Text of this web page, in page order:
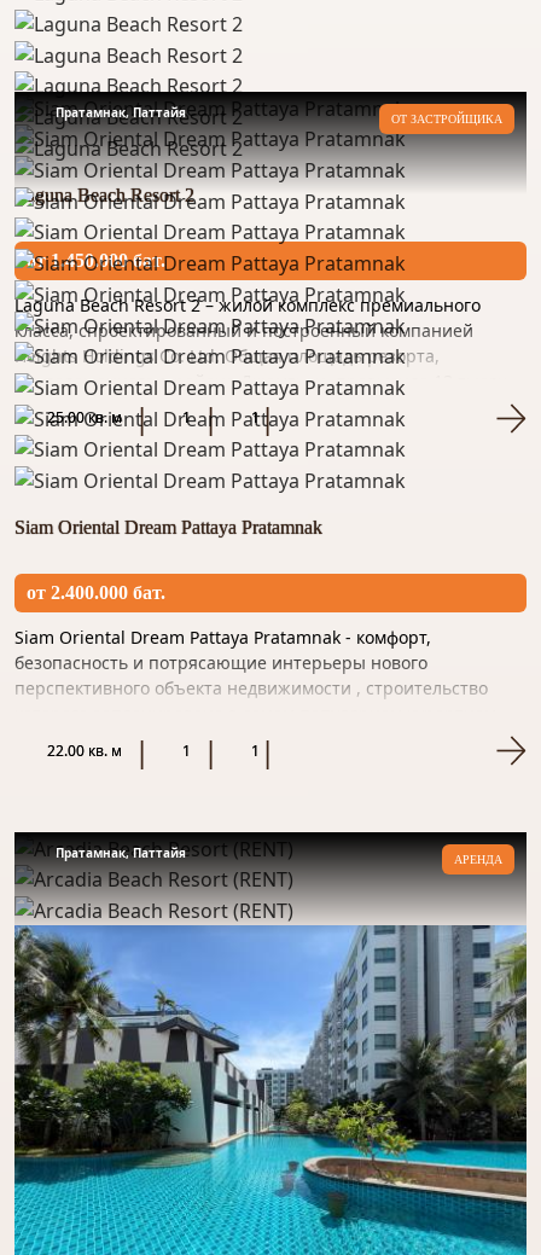
Laguna Beach Resort 2
от 1.450.000 бат.
Laguna Beach Resort 2 – жилой комплекс премиального
класса, спроектированный и построенный компанией
Heights Holdings Co. Ltd. Общая площадь резорта,
расположенного в районе Джомтьен, превысила 13 тысяч
м². Локоничный фа...
25.00 кв. м 1 1
Пратамнак, Паттайя ОТ ЗАСТРОЙЩИКА
Siam Oriental Dream Pattaya Pratamnak
от 2.400.000 бат.
Siam Oriental Dream Pattaya Pratamnak - комфорт,
безопасность и потрясающие интерьеры нового
перспективного объекта недвижимости , строительство
городе Паттайя солнечн...
22.00 кв. м 1 1
Пратамнак, Паттайя АРЕНДА